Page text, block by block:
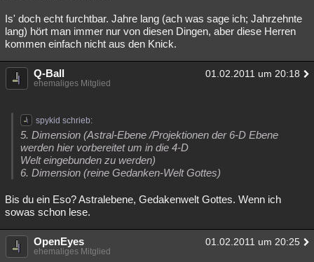
Is' doch echt furchtbar. Jahre lang (ach was sage ich; Jahrzehnte
lang) hört man immer nur von diesen Dingen, aber diese Herren
kommen einfach nicht aus den Knick.
Q-Ball 01.02.2011 um 20:18
ehemaliges Mitglied
spykid schrieb:
5. Dimension (Astral-Ebene /Projektionen der 6-D Ebene
werden hier vorbereitet um in die 4-D
Welt eingebunden zu werden)
6. Dimension (reine Gedanken-Welt Gottes)
Bis du ein Eso? Astralebene, Gedakenwelt Gottes. Wenn ich
sowas schon lese.
OpenEyes 01.02.2011 um 20:25
ehemaliges Mitglied